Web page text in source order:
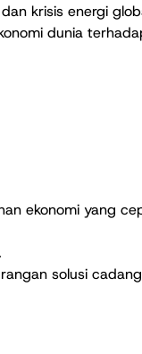
krisis energi
dunia
ekonomi yang
solusi